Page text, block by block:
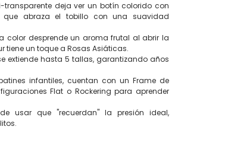
transparente deja ver un botín colorido con
abraza el tobillo con una suavidad
color desprende un aroma frutal al abrir la
tiene un toque a Rosas Asiáticas.
extiende hasta 5 tallas, garantizando años
infantiles, cuentan con un Frame de
Flat o Rockering para aprender
usar que "recuerdan" la presión ideal,